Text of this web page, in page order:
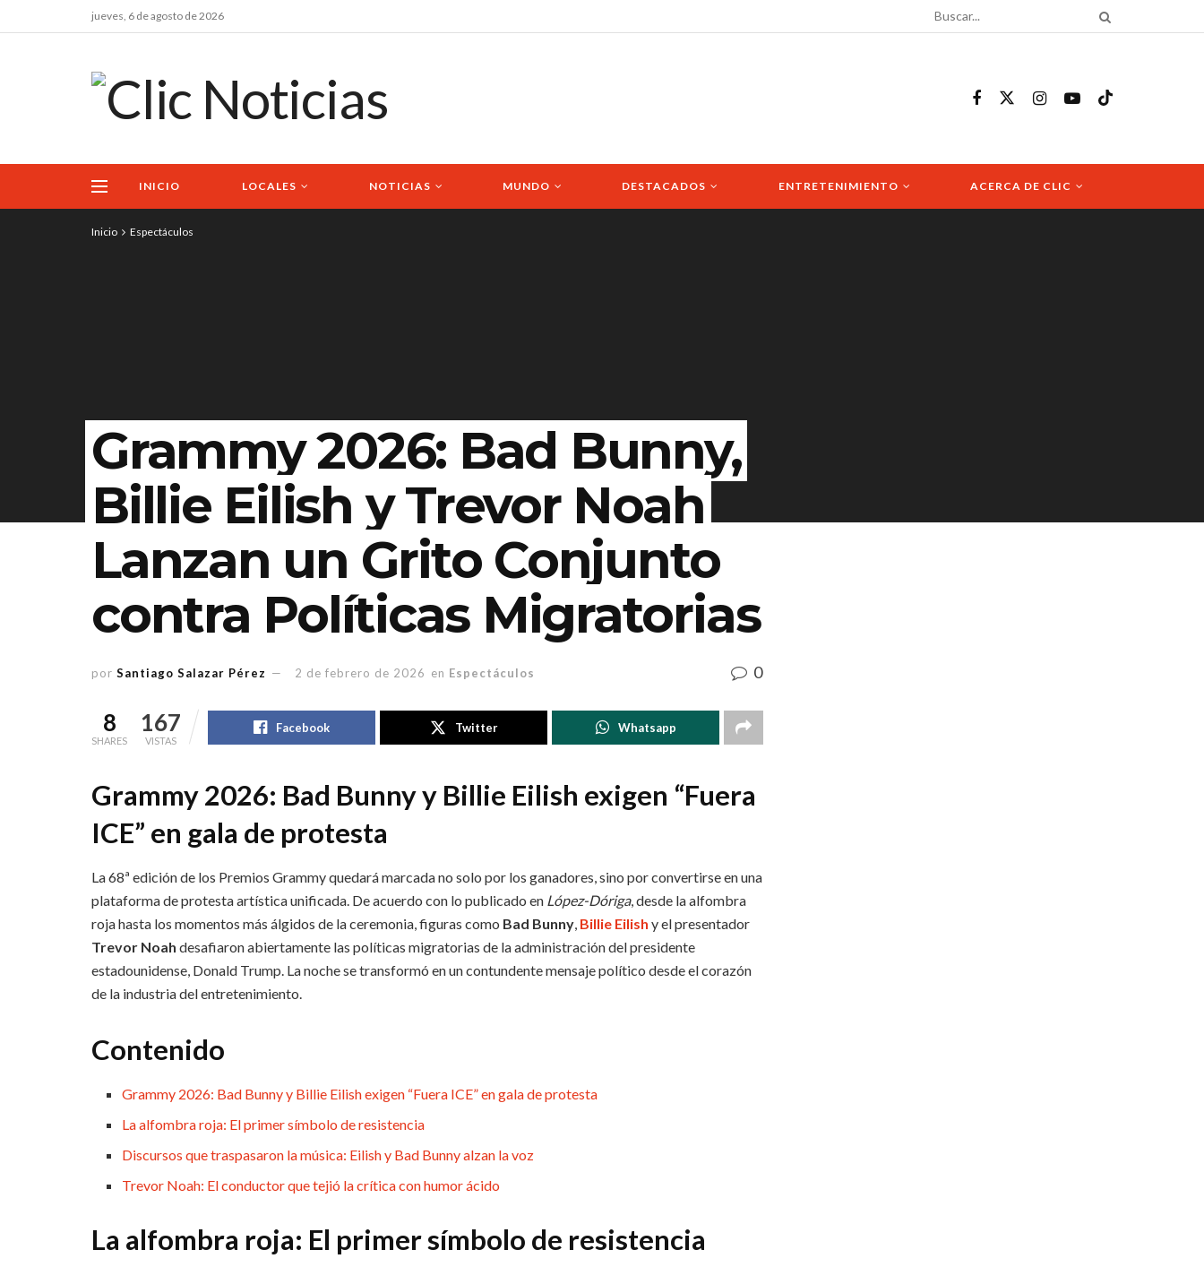
jueves, 6 de agosto de 2026
INICIO LOCALES NOTICIAS MUNDO DESTACADOS ENTRETENIMIENTO ACERCA DE CLIC
Inicio Espectáculos
Grammy 2026: Bad Bunny,
Billie Eilish y Trevor Noah
Lanzan un Grito Conjunto
contra Políticas Migratorias
por Santiago Salazar Pérez 2 de febrero de 2026 en Espectáculos 0
8
SHARES
167
VISTAS
Facebook Twitter Whatsapp
Grammy 2026: Bad Bunny y Billie Eilish exigen “Fuera
ICE” en gala de protesta
La 68ª edición de los Premios Grammy quedará marcada no solo por los ganadores, sino por convertirse en una
plataforma de protesta artística unificada. De acuerdo con lo publicado en López-Dóriga, desde la alfombra
roja hasta los momentos más álgidos de la ceremonia, figuras como Bad Bunny, Billie Eilish y el presentador
Trevor Noah desafiaron abiertamente las políticas migratorias de la administración del presidente
estadounidense, Donald Trump. La noche se transformó en un contundente mensaje político desde el corazón
de la industria del entretenimiento.
Contenido
Grammy 2026: Bad Bunny y Billie Eilish exigen “Fuera ICE” en gala de protesta
La alfombra roja: El primer símbolo de resistencia
Discursos que traspasaron la música: Eilish y Bad Bunny alzan la voz
Trevor Noah: El conductor que tejió la crítica con humor ácido
La alfombra roja: El primer símbolo de resistencia